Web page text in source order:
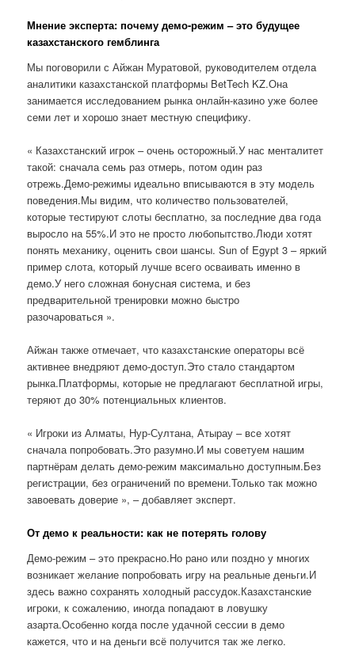
Мнение эксперта: почему демо-режим – это будущее
казахстанского гемблинга
Мы поговорили с Айжан Муратовой, руководителем отдела
аналитики казахстанской платформы BetTech KZ.Она
занимается исследованием рынка онлайн-казино уже более
семи лет и хорошо знает местную специфику.
« Казахстанский игрок – очень осторожный.У нас менталитет
такой: сначала семь раз отмерь, потом один раз
отрежь.Демо-режимы идеально вписываются в эту модель
поведения.Мы видим, что количество пользователей,
которые тестируют слоты бесплатно, за последние два года
выросло на 55%.И это не просто любопытство.Люди хотят
понять механику, оценить свои шансы. Sun of Egypt 3 – яркий
пример слота, который лучше всего осваивать именно в
демо.У него сложная бонусная система, и без
предварительной тренировки можно быстро
разочароваться ».
Айжан также отмечает, что казахстанские операторы всё
активнее внедряют демо-доступ.Это стало стандартом
рынка.Платформы, которые не предлагают бесплатной игры,
теряют до 30% потенциальных клиентов.
« Игроки из Алматы, Нур-Султана, Атырау – все хотят
сначала попробовать.Это разумно.И мы советуем нашим
партнёрам делать демо-режим максимально доступным.Без
регистрации, без ограничений по времени.Только так можно
завоевать доверие », – добавляет эксперт.
От демо к реальности: как не потерять голову
Демо-режим – это прекрасно.Но рано или поздно у многих
возникает желание попробовать игру на реальные деньги.И
здесь важно сохранять холодный рассудок.Казахстанские
игроки, к сожалению, иногда попадают в ловушку
азарта.Особенно когда после удачной сессии в демо
кажется, что и на деньги всё получится так же легко.